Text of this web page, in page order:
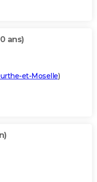
ans)
et-Moselle)